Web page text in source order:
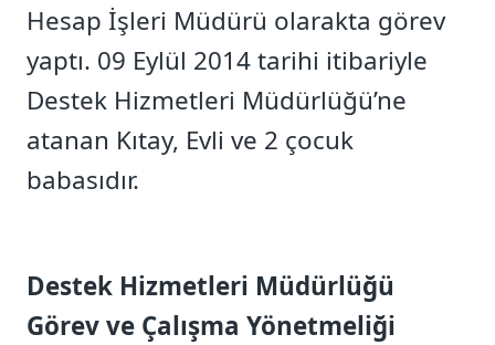
Hesap İşleri Müdürü olarakta görev
yaptı. 09 Eylül 2014 tarihi itibariyle
Destek Hizmetleri Müdürlüğü’ne
atanan Kıtay, Evli ve 2 çocuk
babasıdır.
Destek Hizmetleri Müdürlüğü
Görev ve Çalışma Yönetmeliği